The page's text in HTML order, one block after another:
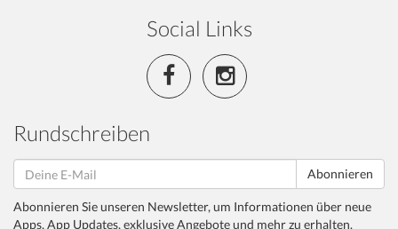
Social Links
Rundschreiben
Abonnieren
Abonnieren Sie unseren Newsletter, um Informationen über neue
Apps, App Updates, exklusive Angebote und mehr zu erhalten.